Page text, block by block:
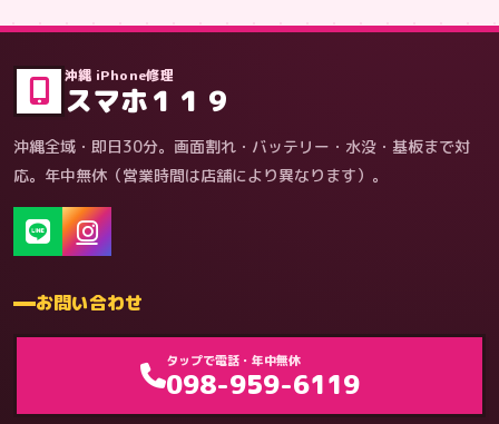
症状・内容から
沖縄 iPhone修理
スマホ１１９
沖縄全域・即日30分。画面割れ・バッテリー・水没・基板まで対
応。年中無休（営業時間は店舗により異なります）。
お問い合わせ
タップで電話・年中無休
098-959-6119